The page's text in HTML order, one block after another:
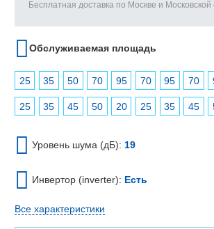
Бесплатная доставка по Москве и Московской
Обслуживаемая площадь
25 35 50 70 95 70 95 70
25 35 45 50 20 25 35 45
Уровень шума (дБ): 19
Инвертор (inverter): Есть
Все характеристики